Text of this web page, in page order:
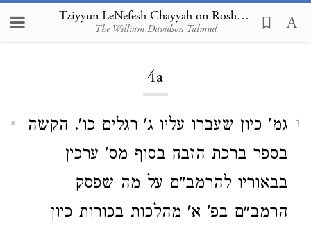
Tziyyun LeNefesh Chayyah on Rosh Hashanah 4a
The William Davidson Talmud
Loading...
4a
1
גמ' כיון שעברו עליו ג' רגלים כו'. הקשה
בספר ברכת הזבח בסוף מס' ערכין
בבאוריו להרמב"ם על מה שפסק
הרמב"ם בפ' א' מהלכות בכורות כיון